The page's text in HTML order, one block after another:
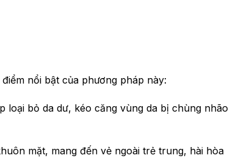
nổi bật của phương pháp này:
bỏ da dư, kéo căng vùng da bị chùng nhão
mặt, mang đến vẻ ngoài trẻ trung, hài hòa